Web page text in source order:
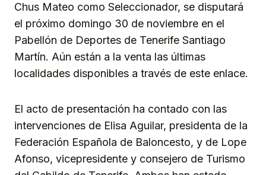
Chus Mateo como Seleccionador, se disputará
el próximo domingo 30 de noviembre en el
Pabellón de Deportes de Tenerife Santiago
Martín. Aún están a la venta las últimas
localidades disponibles a través de este enlace.
El acto de presentación ha contado con las
intervenciones de Elisa Aguilar, presidenta de la
Federación Española de Baloncesto, y de Lope
Afonso, vicepresidente y consejero de Turismo